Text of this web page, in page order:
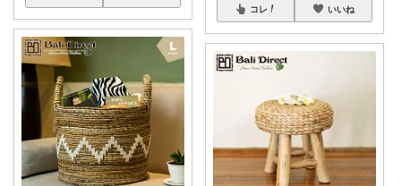
コレ いいね